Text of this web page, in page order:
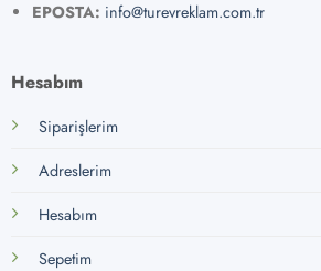
EPOSTA: info@turevreklam.com.tr
Hesabım
Siparişlerim
Adreslerim
Hesabım
Sepetim